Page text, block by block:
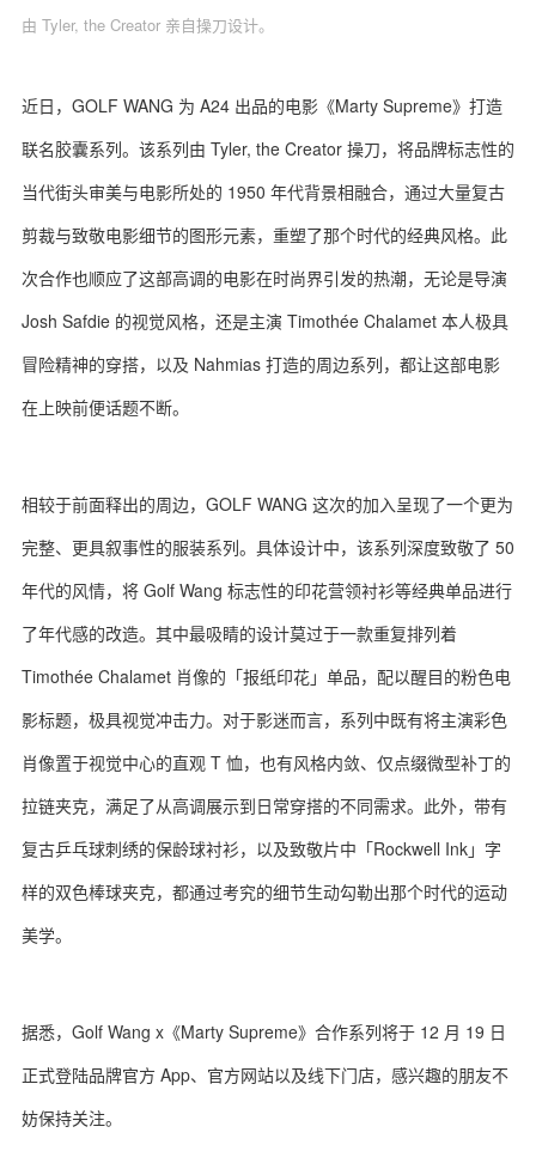
由 Tyler, the Creator 亲自操刀设计。
近日，GOLF WANG 为 A24 出品的电影《Marty Supreme》打造
联名胶囊系列。该系列由 Tyler, the Creator 操刀，将品牌标志性的
当代街头审美与电影所处的 1950 年代背景相融合，通过大量复古
剪裁与致敬电影细节的图形元素，重塑了那个时代的经典风格。此
次合作也顺应了这部高调的电影在时尚界引发的热潮，无论是导演
Josh Safdie 的视觉风格，还是主演 Timothée Chalamet 本人极具
冒险精神的穿搭，以及 Nahmias 打造的周边系列，都让这部电影
在上映前便话题不断。
相较于前面释出的周边，GOLF WANG 这次的加入呈现了一个更为
完整、更具叙事性的服装系列。具体设计中，该系列深度致敬了 50
年代的风情，将 Golf Wang 标志性的印花营领衬衫等经典单品进行
了年代感的改造。其中最吸睛的设计莫过于一款重复排列着
Timothée Chalamet 肖像的「报纸印花」单品，配以醒目的粉色电
影标题，极具视觉冲击力。对于影迷而言，系列中既有将主演彩色
肖像置于视觉中心的直观 T 恤，也有风格内敛、仅点缀微型补丁的
拉链夹克，满足了从高调展示到日常穿搭的不同需求。此外，带有
复古乒乓球刺绣的保龄球衬衫，以及致敬片中「Rockwell Ink」字
样的双色棒球夹克，都通过考究的细节生动勾勒出那个时代的运动
美学。
据悉，Golf Wang x《Marty Supreme》合作系列将于 12 月 19 日
正式登陆品牌官方 App、官方网站以及线下门店，感兴趣的朋友不
妨保持关注。